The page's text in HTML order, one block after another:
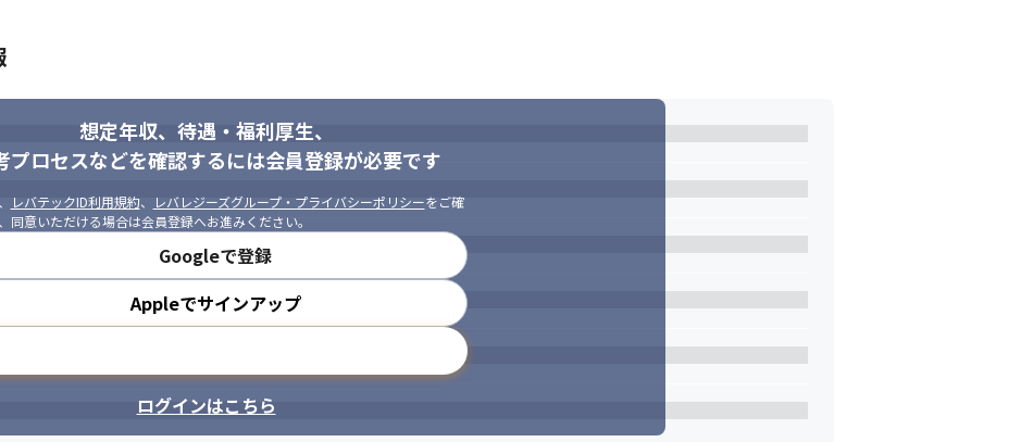
想定年収、待遇・福利厚生、
プロセスなどを確認するには会員登録が必要です
レバテックID利用規約、 レバレジーズグループ・プライバシーポリシーをご確
同意いただける場合は会員登録へお進みください。
Googleで登録
Appleでサインアップ
ログインはこちら